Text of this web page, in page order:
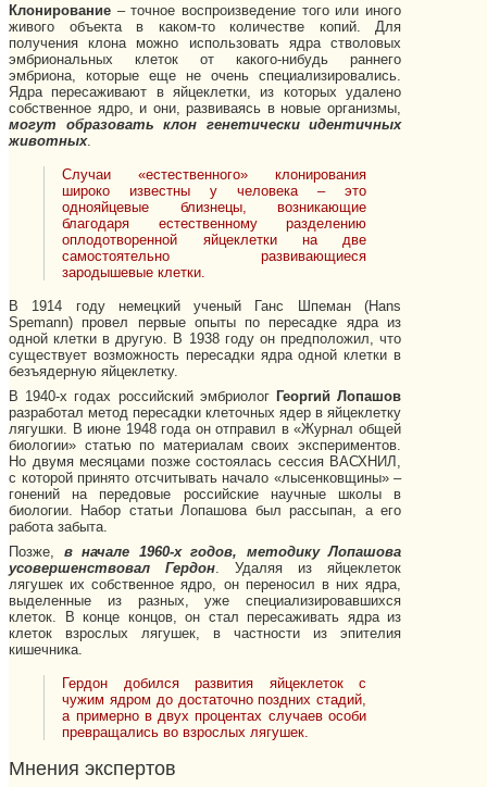
Клонирование – точное воспроизведение того или иного
живого объекта в каком-то количестве копий. Для
получения клона можно использовать ядра стволовых
эмбриональных клеток от какого-нибудь раннего
эмбриона, которые еще не очень специализировались.
Ядра пересаживают в яйцеклетки, из которых удалено
собственное ядро, и они, развиваясь в новые организмы,
могут образовать клон генетически идентичных
животных.
Случаи «естественного» клонирования
широко известны у человека – это
однояйцевые близнецы, возникающие
благодаря естественному разделению
оплодотворенной яйцеклетки на две
самостоятельно развивающиеся
зародышевые клетки.
В 1914 году немецкий ученый Ганс Шпеман (Hans
Spemann) провел первые опыты по пересадке ядра из
одной клетки в другую. В 1938 году он предположил, что
существует возможность пересадки ядра одной клетки в
безъядерную яйцеклетку.
В 1940-х годах российский эмбриолог Георгий Лопашов
разработал метод пересадки клеточных ядер в яйцеклетку
лягушки. В июне 1948 года он отправил в «Журнал общей
биологии» статью по материалам своих экспериментов.
Но двумя месяцами позже состоялась сессия ВАСХНИЛ,
с которой принято отсчитывать начало «лысенковщины» –
гонений на передовые российские научные школы в
биологии. Набор статьи Лопашова был рассыпан, а его
работа забыта.
Позже, в начале 1960-х годов, методику Лопашова
усовершенствовал Гердон . Удаляя из яйцеклеток
лягушек их собственное ядро, он переносил в них ядра,
выделенные из разных, уже специализировавшихся
клеток. В конце концов, он стал пересаживать ядра из
клеток взрослых лягушек, в частности из эпителия
кишечника.
Гердон добился развития яйцеклеток с
чужим ядром до достаточно поздних стадий,
а примерно в двух процентах случаев особи
превращались во взрослых лягушек.
Мнения экспертов